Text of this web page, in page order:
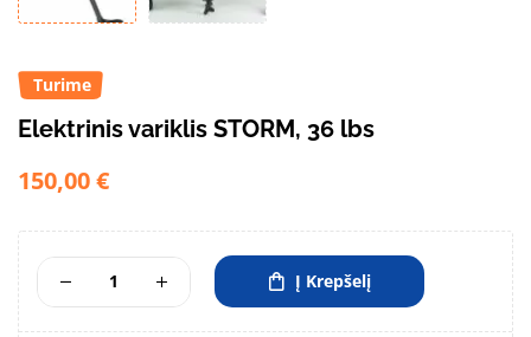
Turime
Elektrinis variklis STORM, 36 lbs
150,00€
Į Krepšelį